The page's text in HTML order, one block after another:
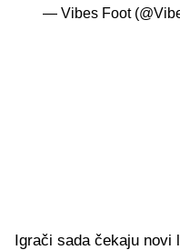
— Vibes Foot
Igrači sada čekaju novi